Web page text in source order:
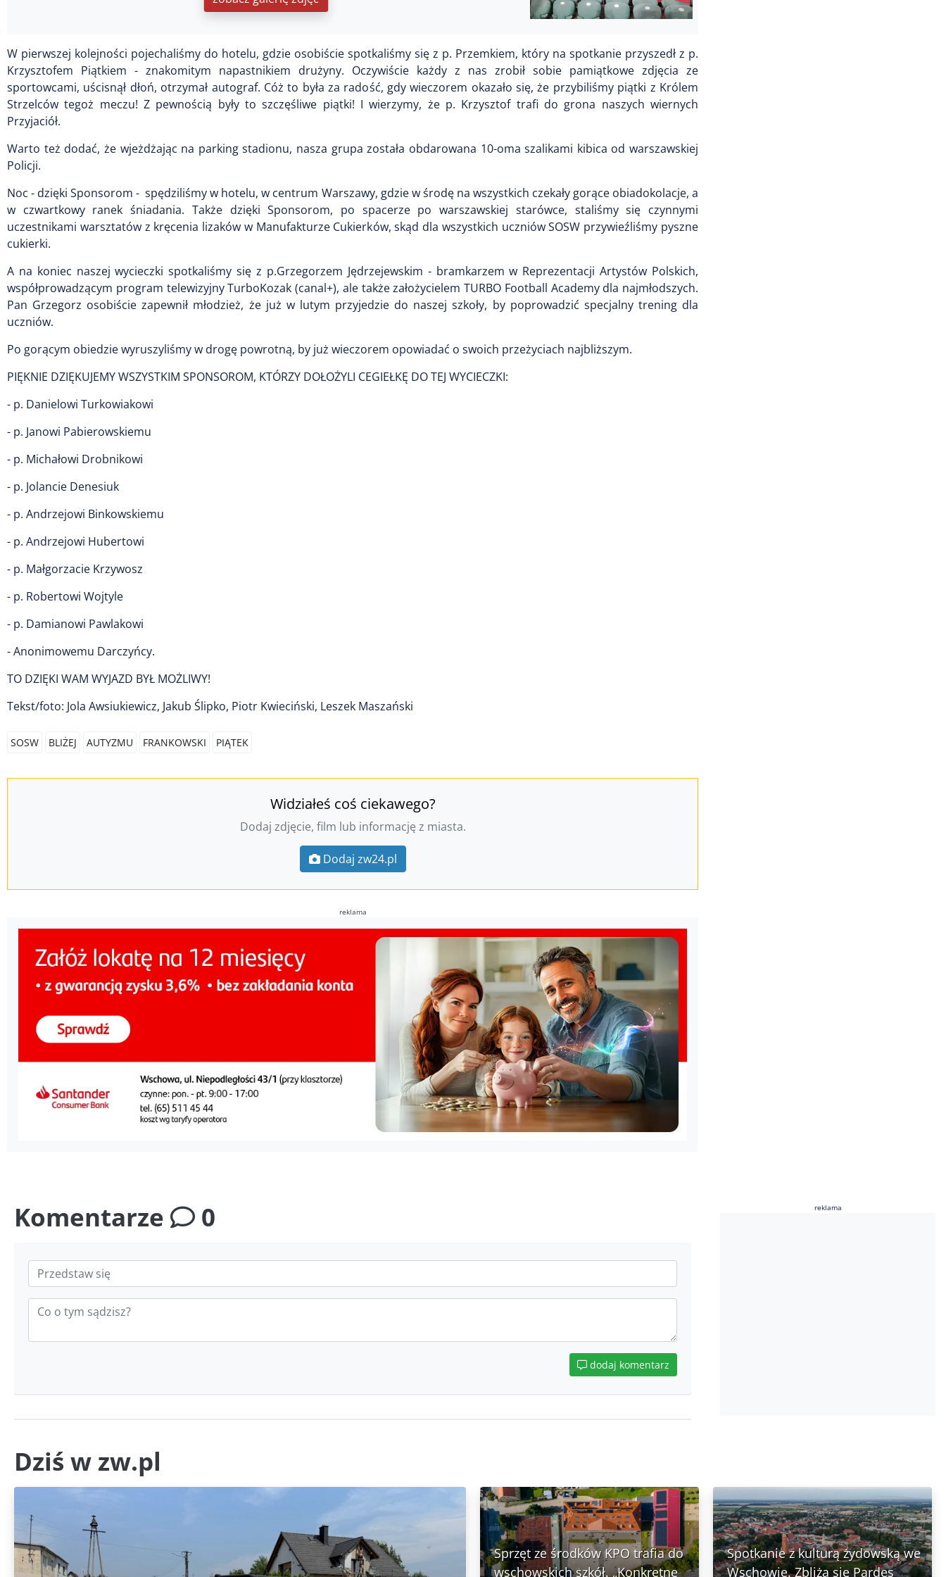
W pierwszej kolejności pojechaliśmy do hotelu, gdzie osobiście spotkaliśmy się z p. Przemkiem, który na spotkanie przyszedł z p.
Krzysztofem Piątkiem - znakomitym napastnikiem drużyny. Oczywiście każdy z nas zrobił sobie pamiątkowe zdjęcia ze
sportowcami, uścisnął dłoń, otrzymał autograf. Cóż to była za radość, gdy wieczorem okazało się, że przybiliśmy piątki z Królem
Strzelców tegoż meczu! Z pewnością były to szczęśliwe piątki! I wierzymy, że p. Krzysztof trafi do grona naszych wiernych
Przyjaciół.
Warto też dodać, że wjeżdżając na parking stadionu, nasza grupa została obdarowana 10-oma szalikami kibica od warszawskiej
Policji.
Noc - dzięki Sponsorom - spędziliśmy w hotelu, w centrum Warszawy, gdzie w środę na wszystkich czekały gorące obiadokolacje, a
w czwartkowy ranek śniadania. Także dzięki Sponsorom, po spacerze po warszawskiej starówce, staliśmy się czynnymi
uczestnikami warsztatów z kręcenia lizaków w Manufakturze Cukierków, skąd dla wszystkich uczniów SOSW przywieźliśmy pyszne
cukierki.
A na koniec naszej wycieczki spotkaliśmy się z p.Grzegorzem Jędrzejewskim - bramkarzem w Reprezentacji Artystów Polskich,
współprowadzącym program telewizyjny TurboKozak (canal+), ale także założycielem TURBO Football Academy dla najmłodszych.
Pan Grzegorz osobiście zapewnił młodzież, że już w lutym przyjedzie do naszej szkoły, by poprowadzić specjalny trening dla
uczniów.
Po gorącym obiedzie wyruszyliśmy w drogę powrotną, by już wieczorem opowiadać o swoich przeżyciach najbliższym.
PIĘKNIE DZIĘKUJEMY WSZYSTKIM SPONSOROM, KTÓRZY DOŁOŻYLI CEGIEŁKĘ DO TEJ WYCIECZKI:
- p. Danielowi Turkowiakowi
- p. Janowi Pabierowskiemu
- p. Michałowi Drobnikowi
- p. Jolancie Denesiuk
- p. Andrzejowi Binkowskiemu
- p. Andrzejowi Hubertowi
- p. Małgorzacie Krzywosz
- p. Robertowi Wojtyle
- p. Damianowi Pawlakowi
- Anonimowemu Darczyńcy.
TO DZIĘKI WAM WYJAZD BYŁ MOŻLIWY!
Tekst/foto: Jola Awsiukiewicz, Jakub Ślipko, Piotr Kwieciński, Leszek Maszański
SOSW BLIŻEJ AUTYZMU FRANKOWSKI PIĄTEK
Widziałeś coś ciekawego?
Dodaj zdjęcie, film lub informację z miasta.
Dodaj zw24.pl
reklama
Komentarze 0
dodaj komentarz
reklama
Dziś w zw.pl
Sprzęt ze środków KPO trafia do
wschowskich szkół. „Konkretne
Spotkanie z kulturą żydowską we
Wschowie. Zbliża się Pardes